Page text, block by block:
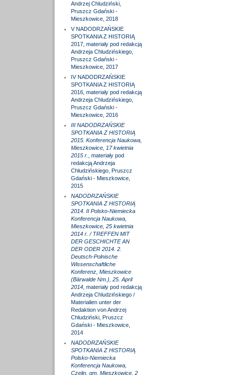
Andrzej Chludziński,
Pruszcz Gdański -
Mieszkowice, 2018
V NADODRZAŃSKIE
SPOTKANIA Z HISTORIĄ
2017, materiały pod redakcją
Andrzeja Chludzińskiego,
Pruszcz Gdański -
Mieszkowice, 2017
IV NADODRZAŃSKIE
SPOTKANIA Z HISTORIĄ
2016, materiały pod redakcją
Andrzeja Chludzińskiego,
Pruszcz Gdański -
Mieszkowice, 2016
III NADODRZAŃSKIE
SPOTKANIA Z HISTORIĄ
2015. Konferencja Naukowa,
Mieszkowice, 17 kwietnia
2015 r.
, materiały pod
redakcją Andrzeja
Chludzińskiego, Pruszcz
Gdański - Mieszkowice,
2015
NADODRZAŃSKIE
SPOTKANIA Z HISTORIĄ
2014. II Polsko-Niemiecka
Konferencja Naukowa,
Mieszkowice, 25 kwietnia
2014 r. / TREFFEN MIT
DER GESCHICHTE AN
DER ODER 2014. 2.
Deutsch-Polnische
Wissenschaftliche
Konferenz, Mieszkowice
(Bärwalde Nm.), 25. April
2014, materiały pod redakcją
Andrzeja Chludzińskiego /
Materialien unter der
Redaktion von Andrzej
Chludziński, Pruszcz
Gdański - Mieszkowice,
2014
NADODRZAŃSKIE
SPOTKANIA Z HISTORIĄ.
Polsko-Niemiecka
Konferencja Naukowa,
Czelin, gm. Mieszkowice, 2